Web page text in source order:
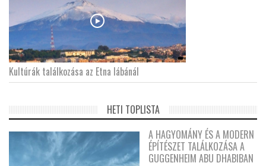
Kultúrák találkozása az Etna lábánál
HETI TOPLISTA
A HAGYOMÁNY ÉS A MODERN
ÉPÍTÉSZET TALÁLKOZÁSA A
GUGGENHEIM ABU DHABIBAN